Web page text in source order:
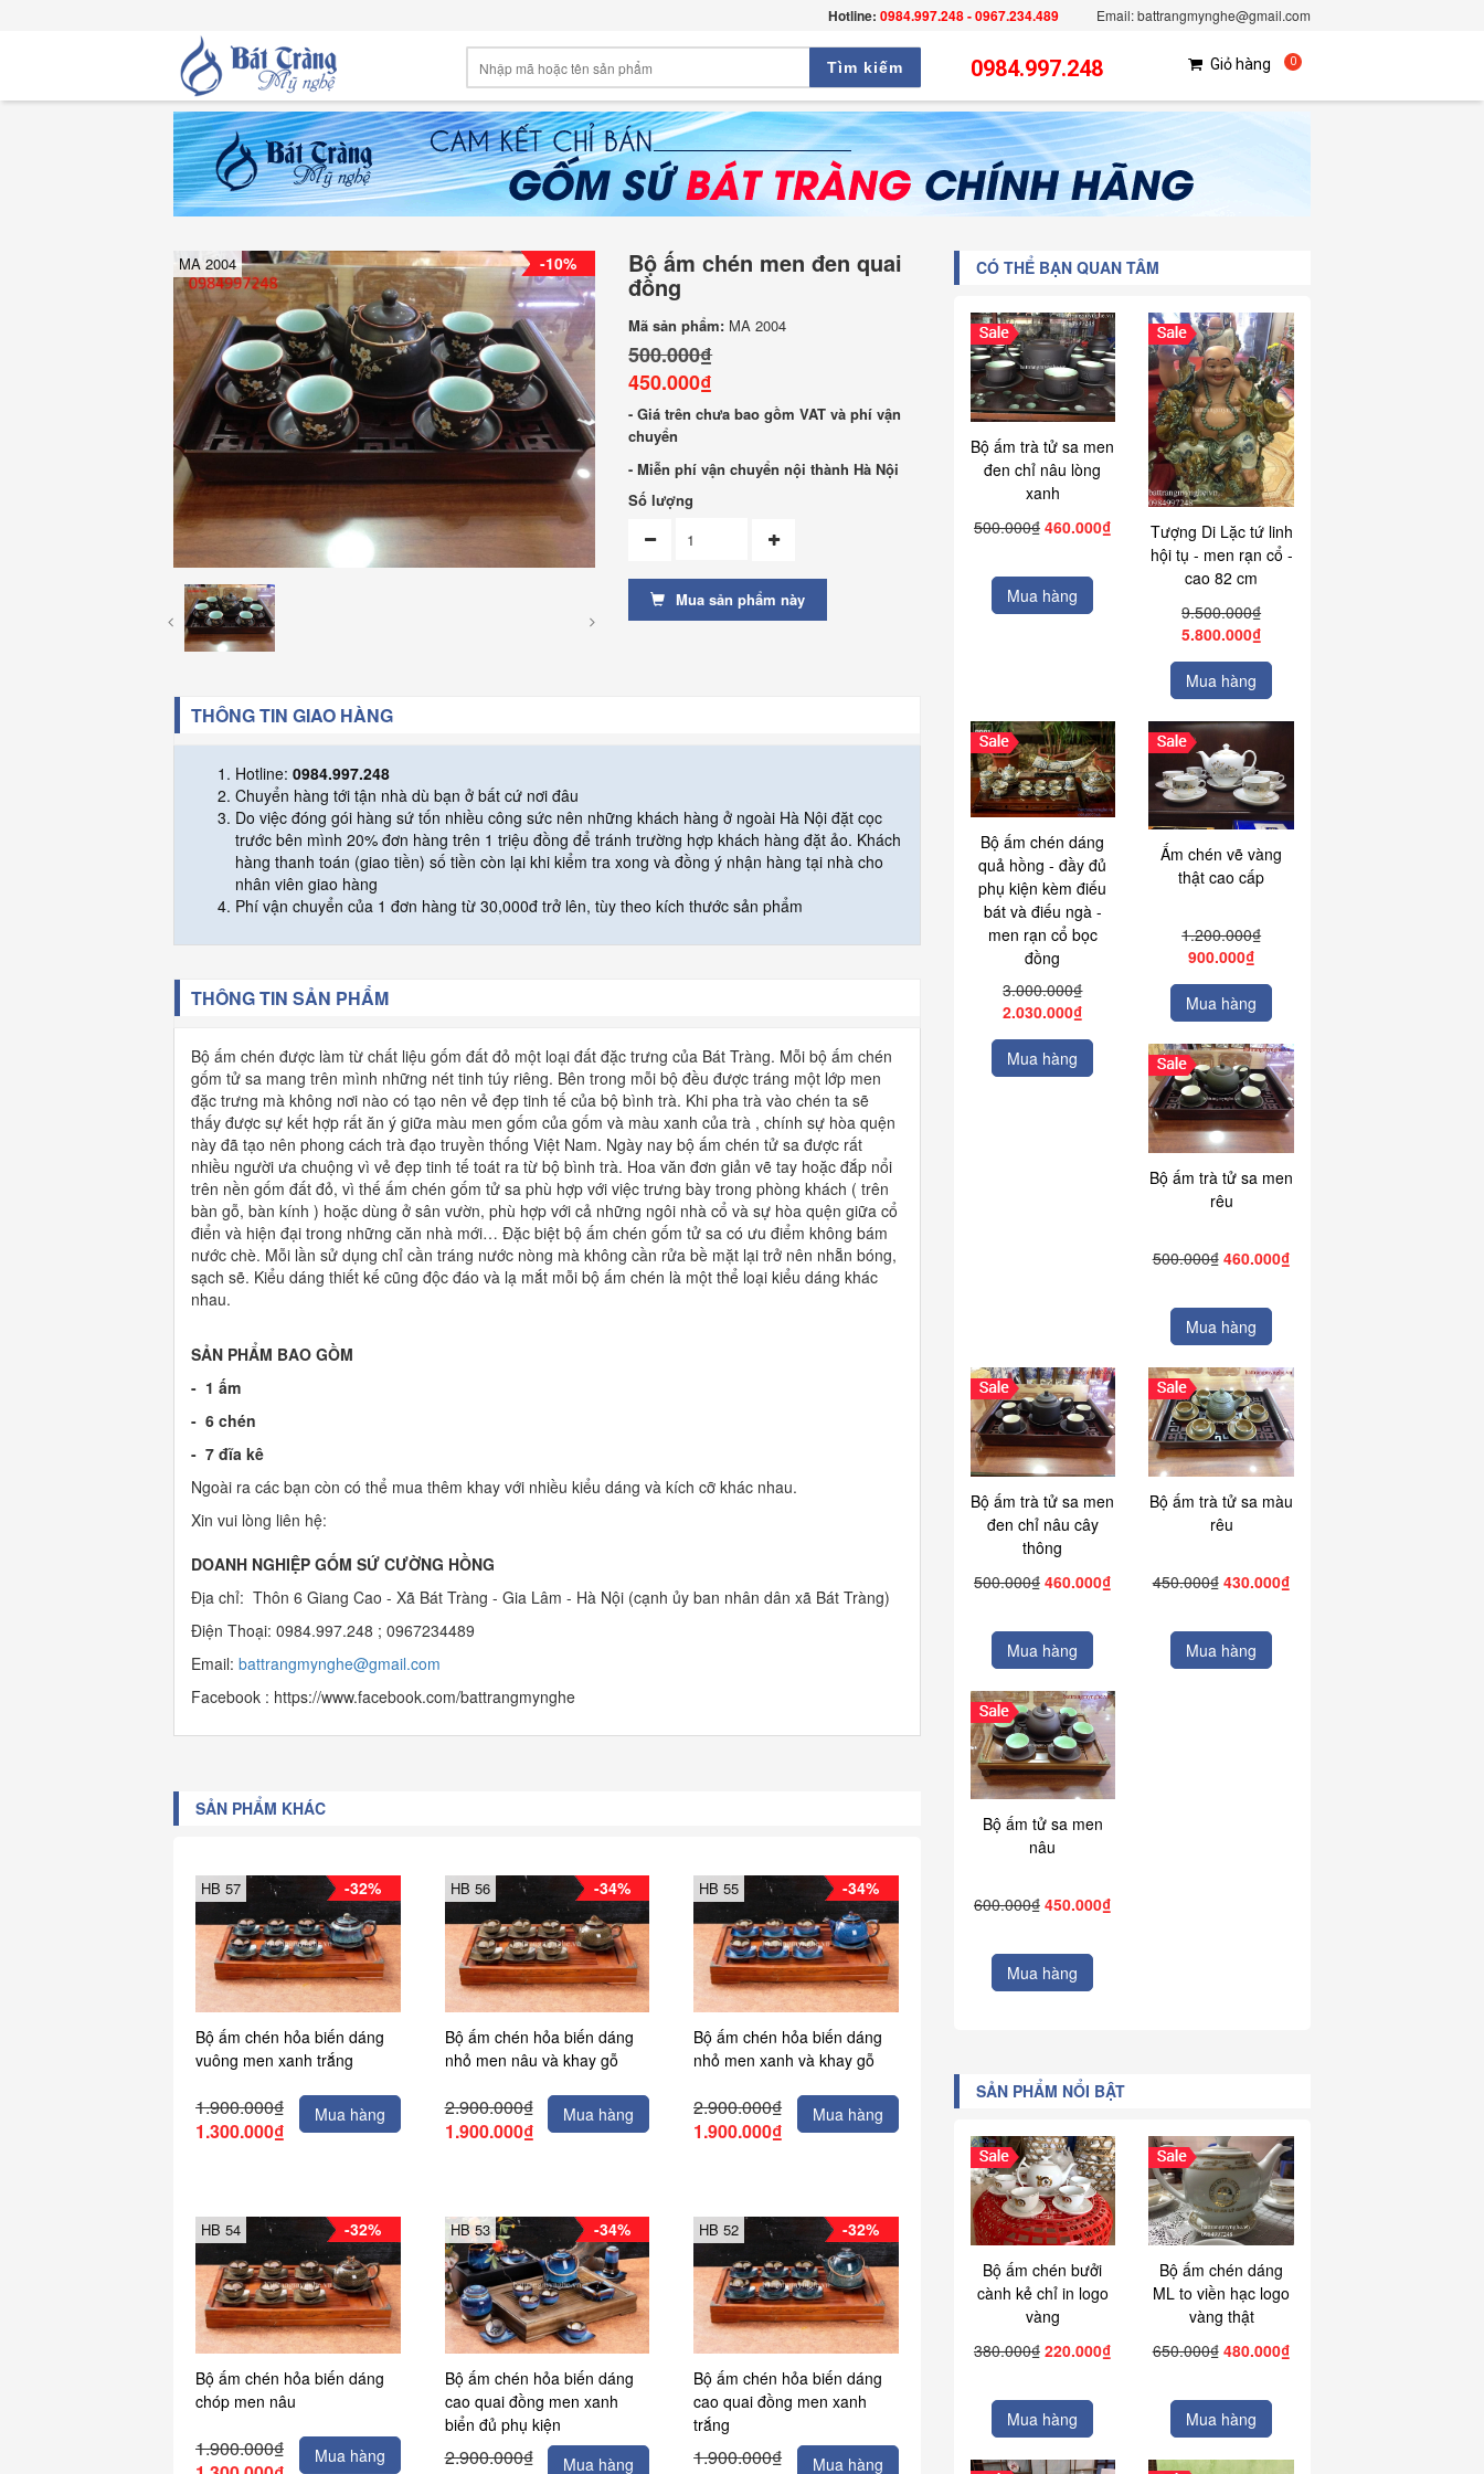
Hotline: 0984.997.248 - 0967.234.489 Email: battrangmynghe@gmail.com
Tìm kiếm 0984.997.248 Giỏ hàng 0
-10%
MA 2004 Bộ ấm chén men đen quai
đồng
Mã sản phẩm: MA 2004
500.000₫
450.000₫
- Giá trên chưa bao gồm VAT và phí vận
chuyển
- Miễn phí vận chuyển nội thành Hà Nội
Số lượng
Mua sản phẩm này
THÔNG TIN GIAO HÀNG
Hotline: 0984.997.248
Chuyển hàng tới tận nhà dù bạn ở bất cứ nơi đâu
Do việc đóng gói hàng sứ tốn nhiều công sức nên những khách hàng ở ngoài Hà Nội đặt cọc
trước bên mình 20% đơn hàng trên 1 triệu đồng để tránh trường hợp khách hàng đặt ảo. Khách
hàng thanh toán (giao tiền) số tiền còn lại khi kiểm tra xong và đồng ý nhận hàng tại nhà cho
nhân viên giao hàng
Phí vận chuyển của 1 đơn hàng từ 30,000đ trở lên, tùy theo kích thước sản phẩm
THÔNG TIN SẢN PHẨM
Bộ ấm chén được làm từ chất liệu gốm đất đỏ một loại đất đặc trưng của Bát Tràng. Mỗi bộ ấm chén
gốm tử sa mang trên mình những nét tinh túy riêng. Bên trong mỗi bộ đều được tráng một lớp men
đặc trưng mà không nơi nào có tạo nên vẻ đẹp tinh tế của bộ bình trà. Khi pha trà vào chén ta sẽ
thấy được sự kết hợp rất ăn ý giữa màu men gốm của gốm và màu xanh của trà , chính sự hòa quện
này đã tạo nên phong cách trà đạo truyền thống Việt Nam. Ngày nay bộ ấm chén tử sa được rất
nhiều người ưa chuộng vì vẻ đẹp tinh tế toát ra từ bộ bình trà. Hoa văn đơn giản vẽ tay hoặc đắp nổi
trên nền gốm đất đỏ, vì thế ấm chén gốm tử sa phù hợp với việc trưng bày trong phòng khách ( trên
bàn gỗ, bàn kính ) hoặc dùng ở sân vườn, phù hợp với cả những ngôi nhà cổ và sự hòa quện giữa cổ
điển và hiện đại trong những căn nhà mới… Đặc biệt bộ ấm chén gốm tử sa có ưu điểm không bám
nước chè. Mỗi lần sử dụng chỉ cần tráng nước nòng mà không cần rửa bề mặt lại trở nên nhẵn bóng,
sạch sẽ. Kiểu dáng thiết kế cũng độc đáo và lạ mắt mỗi bộ ấm chén là một thể loại kiểu dáng khác
nhau.
SẢN PHẨM BAO GỒM
- 1 ấm
- 6 chén
- 7 đĩa kê
Ngoài ra các bạn còn có thể mua thêm khay với nhiều kiểu dáng và kích cỡ khác nhau.
Xin vui lòng liên hệ:
DOANH NGHIỆP GỐM SỨ CƯỜNG HỒNG
Địa chỉ: Thôn 6 Giang Cao - Xã Bát Tràng - Gia Lâm - Hà Nội (cạnh ủy ban nhân dân xã Bát Tràng)
Điện Thoại: 0984.997.248 ; 0967234489
Email: battrangmynghe@gmail.com
Facebook : https://www.facebook.com/battrangmynghe
SẢN PHẨM KHÁC
-32%
HB 57
Bộ ấm chén hỏa biến dáng
vuông men xanh trắng
1.900.000₫
1.300.000₫
Mua hàng
-34%
HB 56
Bộ ấm chén hỏa biến dáng
nhỏ men nâu và khay gỗ
2.900.000₫
1.900.000₫
Mua hàng
-34%
HB 55
Bộ ấm chén hỏa biến dáng
nhỏ men xanh và khay gỗ
2.900.000₫
1.900.000₫
Mua hàng
-32%
HB 54
Bộ ấm chén hỏa biến dáng
chóp men nâu
1.900.000₫
Mua hàng
-34%
HB 53
Bộ ấm chén hỏa biến dáng
cao quai đồng men xanh
biển đủ phụ kiện
2.900.000₫
Mua hàng
-32%
HB 52
Bộ ấm chén hỏa biến dáng
cao quai đồng men xanh
trắng
1.900.000₫
Mua hàng
CÓ THỂ BẠN QUAN TÂM
Bộ ấm trà tử sa men
đen chỉ nâu lòng
xanh
500.000₫ 460.000₫
Mua hàng
Tượng Di Lặc tứ linh
hội tụ - men rạn cổ -
cao 82 cm
9.500.000₫
5.800.000₫
Mua hàng
Bộ ấm chén dáng
quả hồng - đầy đủ
phụ kiện kèm điếu
bát và điếu ngà -
men rạn cổ bọc
đồng
3.000.000₫
2.030.000₫
Mua hàng
Ấm chén vẽ vàng
thật cao cấp
1.200.000₫
900.000₫
Mua hàng
Bộ ấm trà tử sa men
rêu
500.000₫ 460.000₫
Mua hàng
Bộ ấm trà tử sa men
đen chỉ nâu cây
thông
500.000₫ 460.000₫
Mua hàng
Bộ ấm trà tử sa màu
rêu
450.000₫ 430.000₫
Mua hàng
Bộ ấm tử sa men
nâu
600.000₫ 450.000₫
Mua hàng
SẢN PHẨM NỔI BẬT
Bộ ấm chén bưởi
cành kẻ chỉ in logo
vàng
380.000₫ 220.000₫
Mua hàng
Bộ ấm chén dáng
ML to viền hạc logo
vàng thật
650.000₫ 480.000₫
Mua hàng